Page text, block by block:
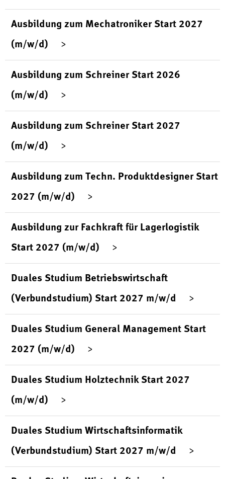
Ausbildung zum Mechatroniker Start 2027
(m/w/d)
Ausbildung zum Schreiner Start 2026
(m/w/d)
Ausbildung zum Schreiner Start 2027
(m/w/d)
Ausbildung zum Techn. Produktdesigner Start
2027 (m/w/d)
Ausbildung zur Fachkraft für Lagerlogistik
Start 2027 (m/w/d)
Duales Studium Betriebswirtschaft
(Verbundstudium) Start 2027 m/w/d
Duales Studium General Management Start
2027 (m/w/d)
Duales Studium Holztechnik Start 2027
(m/w/d)
Duales Studium Wirtschaftsinformatik
(Verbundstudium) Start 2027 m/w/d